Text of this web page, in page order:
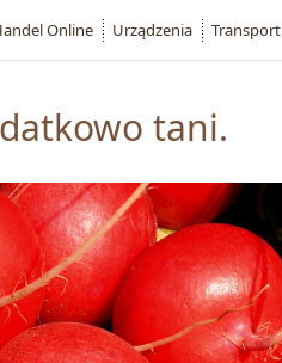
tani.
Online Urządzenia Transport